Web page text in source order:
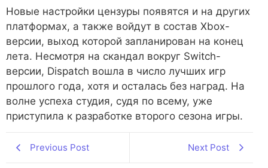
Новые настройки цензуры появятся и на других
платформах, а также войдут в состав Xbox-
версии, выход которой запланирован на конец
лета. Несмотря на скандал вокруг Switch-
версии, Dispatch вошла в число лучших игр
прошлого года, хотя и осталась без наград. На
волне успеха студия, судя по всему, уже
приступила к разработке второго сезона игры.
Previous Post Next Post